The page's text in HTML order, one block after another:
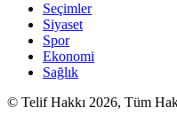
Seçimler
Siyaset
Spor
Ekonomi
Sağlık
© Telif Hakkı 2026, Tüm